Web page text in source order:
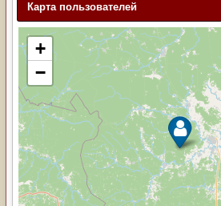
Карта пользователей